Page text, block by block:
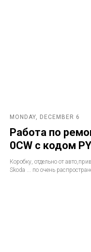
MONDAY, DECEMBER 6
Работа по
0CW с кодом
Коробку, отдельно от
Skoda ... по очень